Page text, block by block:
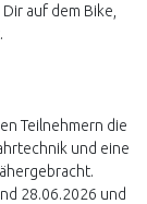
auf dem Bike,
Teilnehmern die
und eine
28.06.2026 und